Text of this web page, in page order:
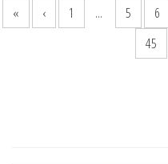
« ‹ 1 ... 5 6
45